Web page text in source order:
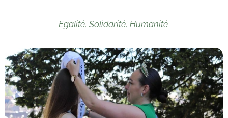
Egalité, Solidarité, Humanité